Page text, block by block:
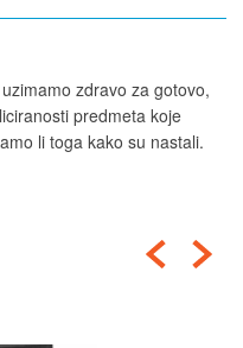
zdravo za gotovo,
predmeta koje
li toga kako su nastali.